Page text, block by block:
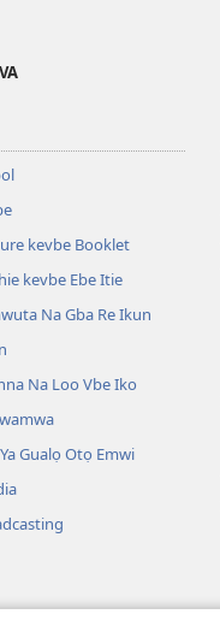
kevbe Booklet
kevbe Ebe Itie
Na Gba Re Ikun
Na Loo Vbe Iko
Gualọ Otọ Emwi